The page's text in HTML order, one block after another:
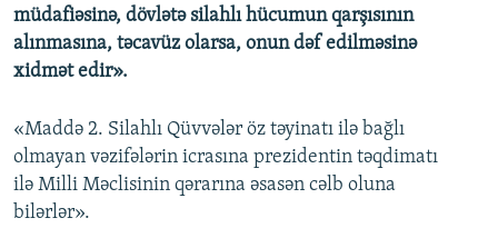
müdafiəsinə, dövlətə silahlı hücumun qarşısının
alınmasına, təcavüz olarsa, onun dəf edilməsinə
xidmət edir».
«Maddə 2. Silahlı Qüvvələr öz təyinatı ilə bağlı
olmayan vəzifələrin icrasına prezidentin təqdimatı
ilə Milli Məclisinin qərarına əsasən cəlb oluna
bilərlər».